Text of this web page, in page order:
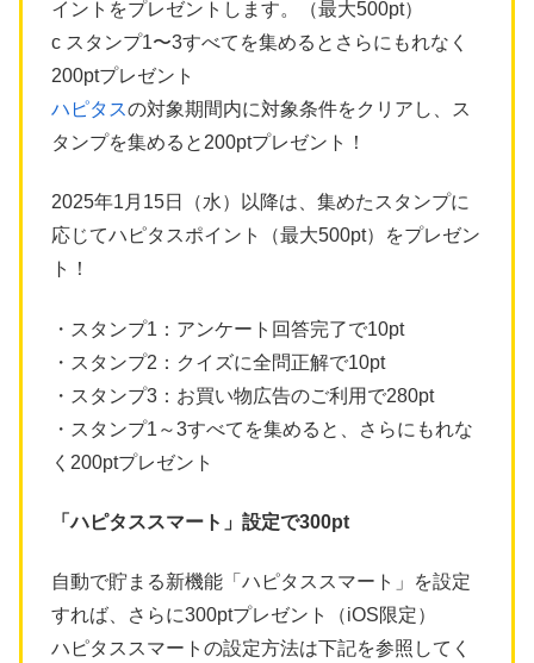
イントをプレゼントします。（最大500pt）
c スタンプ1〜3すべてを集めるとさらにもれなく
200ptプレゼント
ハピタスの対象期間内に対象条件をクリアし、ス
タンプを集めると200ptプレゼント！
2025年1月15日（水）以降は、集めたスタンプに
応じてハピタスポイント（最大500pt）をプレゼン
ト！
・スタンプ1：アンケート回答完了で10pt
・スタンプ2：クイズに全問正解で10pt
・スタンプ3：お買い物広告のご利用で280pt
・スタンプ1～3すべてを集めると、さらにもれな
く200ptプレゼント
「ハピタススマート」設定で300pt
自動で貯まる新機能「ハピタススマート」を設定
すれば、さらに300ptプレゼント（iOS限定）
ハピタススマートの設定方法は下記を参照してく